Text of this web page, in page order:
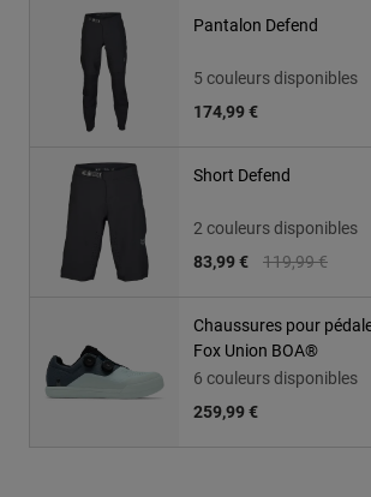
Pantalon Defend
5 couleurs disponibles
174,99 €
Short Defend
2 couleurs disponibles
Price reduced
119,99 €to
83,99 €
Chaussures pour
Fox Union BOA®
6 couleurs disponibles
259,99 €